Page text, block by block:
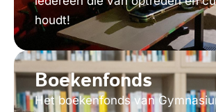
houdt!
Boekenfonds
Het boekenfonds van